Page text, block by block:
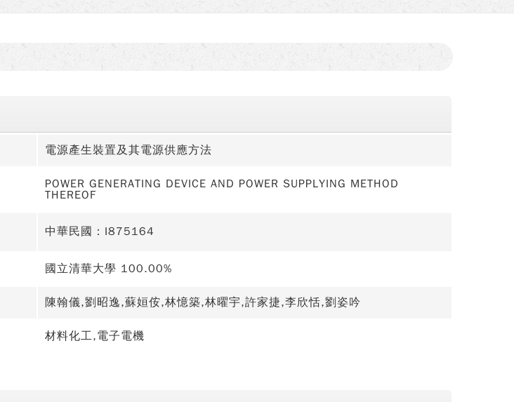
電源產生裝置及其電源供應方法
POWER GENERATING DEVICE AND POWER SUPPLYING METHOD
THEREOF
中華民國：I875164
國立清華大學 100.00%
陳翰儀,劉昭逸,蘇姮侒,林憶築,林曜宇,許家捷,李欣恬,劉姿吟
材料化工,電子電機